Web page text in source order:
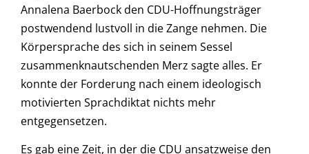
Annalena Baerbock den CDU-Hoffnungsträger
postwendend lustvoll in die Zange nehmen. Die
Körpersprache des sich in seinem Sessel
zusammenknautschenden Merz sagte alles. Er
konnte der Forderung nach einem ideologisch
motivierten Sprachdiktat nichts mehr
entgegensetzen.
Es gab eine Zeit, in der die CDU ansatzweise den